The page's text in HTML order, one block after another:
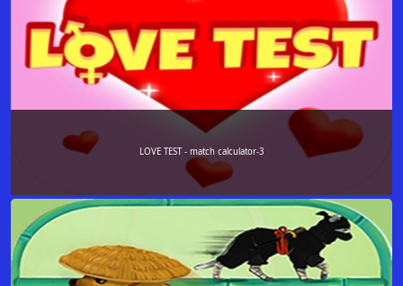
LOVE TEST - match calculator-3